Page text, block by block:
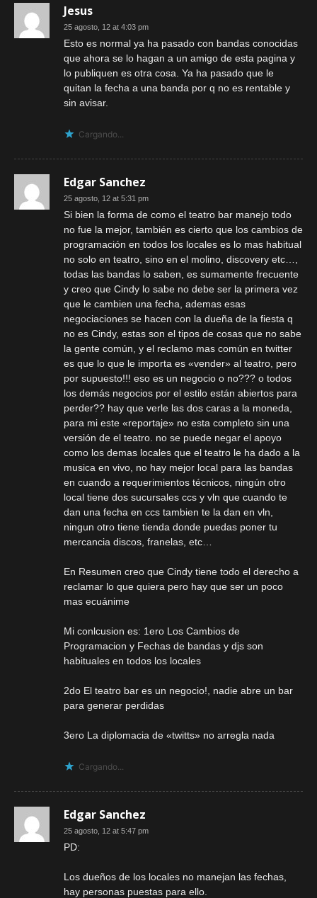
Jesus
25 agosto, 12 at 4:03 pm
Esto es normal ya ha pasado con bandas conocidas
que ahora se lo hagan a un amigo de esta pagina y
lo publiquen es otra cosa. Ya ha pasado que le
quitan la fecha a una banda por q no es rentable y
sin avisar.
Cargando...
Edgar Sanchez
25 agosto, 12 at 5:31 pm
Si bien la forma de como el teatro bar manejo todo
no fue la mejor, también es cierto que los cambios de
programación en todos los locales es lo mas habitual
no solo en teatro, sino en el molino, discovery etc…,
todas las bandas lo saben, es sumamente frecuente
y creo que Cindy lo sabe no debe ser la primera vez
que le cambien una fecha, ademas esas
negociaciones se hacen con la dueña de la fiesta q
no es Cindy, estas son el tipos de cosas que no sabe
la gente común, y el reclamo mas común en twitter
es que lo que le importa es «vender» al teatro, pero
por supuesto!!! eso es un negocio o no??? o todos
los demás negocios por el estilo están abiertos para
perder?? hay que verle las dos caras a la moneda,
para mi este «reportaje» no esta completo sin una
versión de el teatro. no se puede negar el apoyo
como los demas locales que el teatro le ha dado a la
musica en vivo, no hay mejor local para las bandas
en cuando a requerimientos técnicos, ningún otro
local tiene dos sucursales ccs y vln que cuando te
dan una fecha en ccs tambien te la dan en vln,
ningun otro tiene tienda donde puedas poner tu
mercancia discos, franelas, etc…
En Resumen creo que Cindy tiene todo el derecho a
reclamar lo que quiera pero hay que ser un poco
mas ecuánime
Mi conlcusion es: 1ero Los Cambios de
Programacion y Fechas de bandas y djs son
habituales en todos los locales
2do El teatro bar es un negocio!, nadie abre un bar
para generar perdidas
3ero La diplomacia de «twitts» no arregla nada
Cargando...
Edgar Sanchez
25 agosto, 12 at 5:47 pm
PD:
Los dueños de los locales no manejan las fechas,
hay personas puestas para ello.